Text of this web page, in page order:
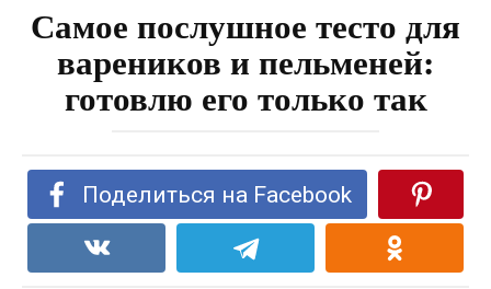
Самое послушное тесто для
вареников и пельменей:
готовлю его только так
Поделиться на Facebook